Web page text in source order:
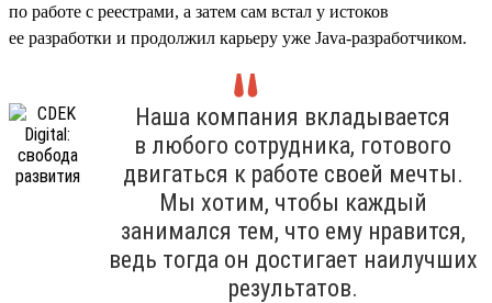
по работе с реестрами, а затем сам встал у истоков
ее разработки и продолжил карьеру уже Java-разработчиком.
Наша компания вкладывается
в любого сотрудника, готового
двигаться к работе своей мечты.
Мы хотим, чтобы каждый
занимался тем, что ему нравится,
ведь тогда он достигает наилучших
результатов.